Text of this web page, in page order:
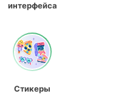
интерфейса
Стикеры